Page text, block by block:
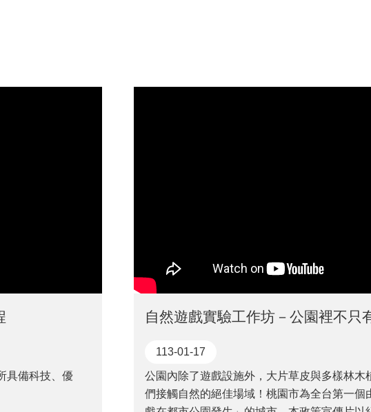
具備科技、優
113-01-17
公園內除了遊戲設施外，大片草皮與多樣林木
們接觸自然的絕佳場域！桃園市為全台第一個